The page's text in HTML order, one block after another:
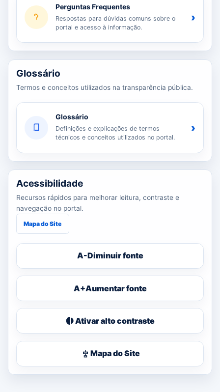
Perguntas Frequentes
Respostas para dúvidas comuns sobre o
portal e acesso à informação.
›
Glossário
Termos e conceitos utilizados na transparência pública.
Glossário
Definições e explicações de termos
técnicos e conceitos utilizados no portal.
›
Acessibilidade
Recursos rápidos para melhorar leitura, contraste e
navegação no portal.
Mapa do Site
A-Diminuir fonte
A+Aumentar fonte
Ativar alto contraste
Mapa do Site